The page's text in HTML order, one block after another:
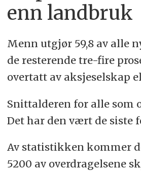
enn landbruk
Menn utgjør 59,8 av alle
de resterende tre-fire
overtatt av aksjeselskap
Snittalderen for alle som
Det har den vært de siste
Av statistikken kommer
5200 av overdragelsene